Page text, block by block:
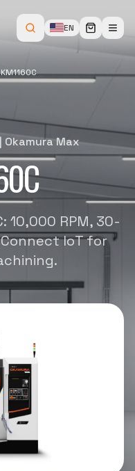
EN
| Okamura Max
10,000 RPM, 30-
IoT for